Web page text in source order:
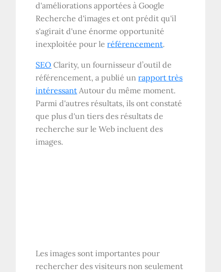
d'améliorations apportées à Google
Recherche d'images et ont prédit qu'il
s'agirait d'une énorme opportunité
inexploitée pour leréférencement.
SEO Clarity, un fournisseur d’outil de
référencement, a publié unrapport très
intéressant Autour du même moment.
Parmi d'autres résultats, ils ont constaté
que plus d'un tiers des résultats de
recherche sur le Web incluent des
images.
Les images sont importantes pour
rechercher des visiteurs non seulement